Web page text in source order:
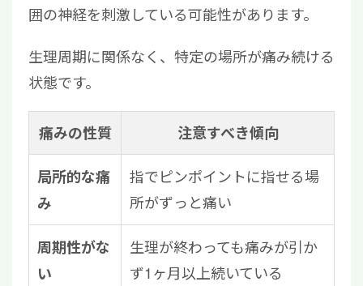
囲の神経を刺激している可能性があります。
生理周期に関係なく、特定の場所が痛み続ける
状態です。
痛みの性質 注意すべき傾向
局所的な痛
み
指でピンポイントに指せる場
所がずっと痛い
周期性がな
い
生理が終わっても痛みが引か
ず1ヶ月以上続いている